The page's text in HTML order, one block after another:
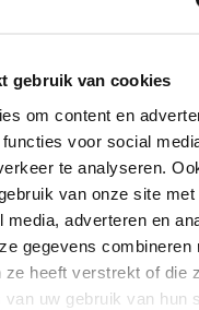
gebruik van cookies
om content en
voor social
te analyseren.
van onze site met
media, adverteren en
gegevens combineren
ze heeft verstrekt of die
uw gebruik van hun
K